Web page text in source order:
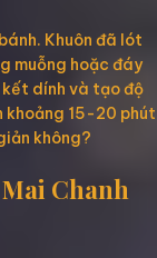
Khuôn đã lót
muỗng hoặc đáy
dính và tạo độ
khoảng 15-20 phút
không?
Mai Chanh